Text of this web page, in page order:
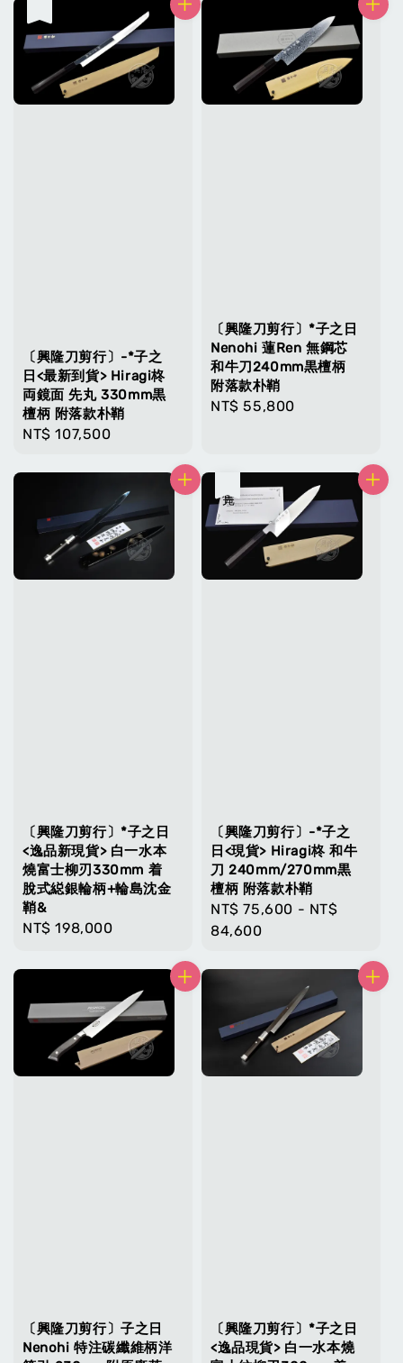
〔興隆刀剪行〕-*子之
日<最新到貨> Hiragi柊
両鏡面 先丸 330mm黒
檀柄 附落款朴鞘
Regular
NT$ 107,500
〔興隆刀剪行〕*子之日
Nenohi 蓮Ren 無鋼芯
和牛刀240mm黒檀柄
附落款朴鞘
Regular
NT$ 55,800
〔興隆刀剪行〕*子之日
<逸品新現貨> 白一水本
燒富士柳刃330mm 着
脫式縂銀輪柄+輪島沈金
鞘&
Regular
NT$ 198,000
〔興隆刀剪行〕-*子之
日<現貨> Hiragi柊 和牛
刀 240mm/270mm黒
檀柄 附落款朴鞘
Regular
price
NT$ 75,600 - NT$
84,600
〔興隆刀剪行〕子之日
Nenohi 特注碳纖維柄洋
〔興隆刀剪行〕*子之日
<逸品現貨> 白一水本燒